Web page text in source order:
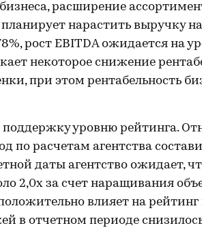
расширение
нарастить выручку
рост EBITDA ожидается на
некоторое снижение
при этом рентабельность
уровню рейтинга.
по расчетам агентства
даты агентство ожидает,
2,0х за счет наращивания
влияет на
в отчетном периоде снизилось